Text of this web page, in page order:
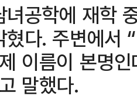
공학에 재학
다. 주변에서
이름이 본명
말했다.